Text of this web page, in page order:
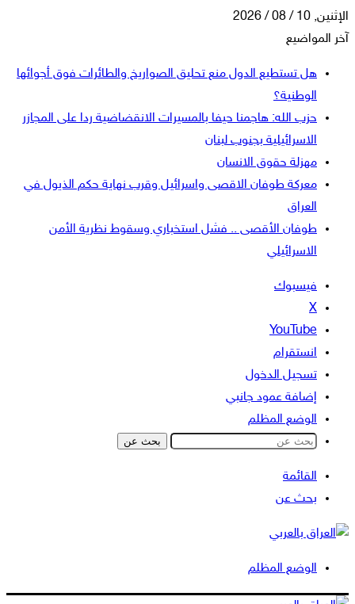
الإثنين, 10 / 08 / 2026
آخر المواضيع
هل تستطيع الدول منع تحليق الصواريخ والطائرات فوق أجوائها
الوطنية؟
حزب الله: هاجمنا حيفا بالمسيرات الانقضاضية ردا على المجازر
الاسرائيلية بجنوب لبنان
مهزلة حقوق الانسان
معركة طوفان الاقصى واسرائيل وقرب نهاية حكم الذيول في
العراق
طوفان الأقصى .. فشل استخباري وسقوط نظرية الأمن
الاسرائيلي
فيسبوك
‫X
‫YouTube
انستقرام
تسجيل الدخول
إضافة عمود جانبي
الوضع المظلم
بحث عن
القائمة
بحث عن
الوضع المظلم